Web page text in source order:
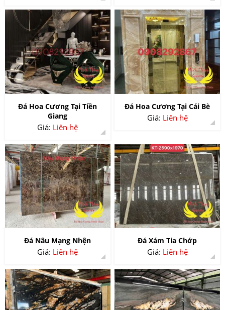
Đá Hoa Cương Tại Tiền
Giang
Giá: Liên hệ
Đá Hoa Cương Tại Cái Bè
Giá: Liên hệ
Đá Nâu Mạng Nhện
Giá: Liên hệ
Đá Xám Tia Chớp
Giá: Liên hệ